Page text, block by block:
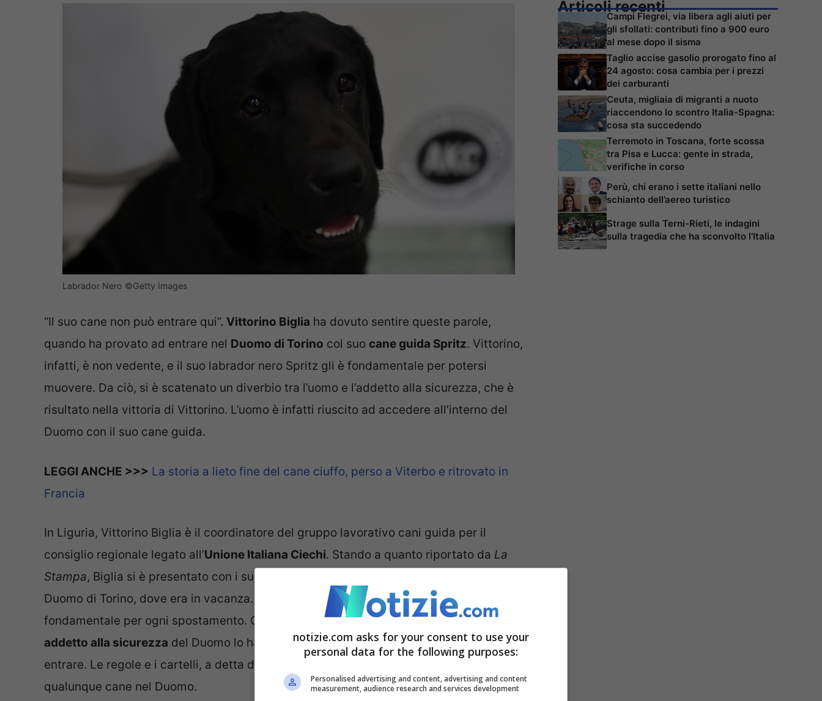
Labrador Nero ©Getty Images
“Il suo cane non può entrare qui”. Vittorino Biglia ha dovuto sentire queste parole,
quando ha provato ad entrare nel Duomo di Torino col suo cane guida Spritz. Vittorino,
infatti, è non vedente, e il suo labrador nero Spritz gli è fondamentale per potersi
muovere. Da ciò, si è scatenato un diverbio tra l’uomo e l’addetto alla sicurezza, che è
risultato nella vittoria di Vittorino. L’uomo è infatti riuscito ad accedere all’interno del
Duomo con il suo cane guida.
LEGGI ANCHE >>> La storia a lieto fine del cane ciuffo, perso a Viterbo e ritrovato in
Francia
In Liguria, Vittorino Biglia è il coordinatore del gruppo lavorativo cani guida per il
consiglio regionale legato all’Unione Italiana Ciechi. Stando a quanto riportato da La
Stampa, Biglia si è presentato con i suoi familiari ed il suo cane guida all’entrata del
Duomo di Torino, dove era in vacanza. In quanto non vedente, il suo cane guida gli è
fondamentale per ogni spostamento. Quando Vittorino ha provato ad entrare nel sito, un
addetto alla sicurezza del Duomo lo ha fermato, impedendo al suo cane guida di
entrare. Le regole e i cartelli, a detta dell’addetto alla sicurezza, vietavano l’entrata di
qualunque cane nel Duomo.
Articoli recenti
Campi Flegrei, via libera agli aiuti per
gli sfollati: contributi fino a 900 euro
al mese dopo il sisma
Taglio accise gasolio prorogato fino al
24 agosto: cosa cambia per i prezzi
dei carburanti
Ceuta, migliaia di migranti a nuoto
riaccendono lo scontro Italia-Spagna:
cosa sta succedendo
Terremoto in Toscana, forte scossa
tra Pisa e Lucca: gente in strada,
verifiche in corso
Perù, chi erano i sette italiani nello
schianto dell’aereo turistico
Strage sulla Terni-Rieti, le indagini
sulla tragedia che ha sconvolto l’Italia
notizie.com asks for your consent to use your
personal data for the following purposes:
Personalised advertising and content, advertising and content
measurement, audience research and services development